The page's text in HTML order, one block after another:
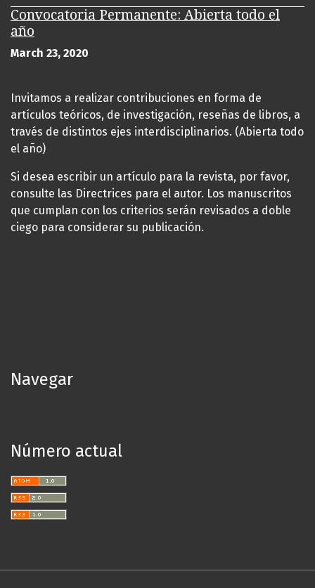
Convocatoria Permanente: Abierta todo el
año
March 23, 2020
Invitamos a realizar contribuciones en forma de
artículos teóricos, de investigación, reseñas de libros, a
través de distintos ejes interdisciplinarios. (Abierta todo
el año)
Si desea escribir un artículo para la revista, por favor,
consulte las Directrices para el autor. Los manuscritos
que cumplan con los criterios serán revisados a doble
ciego para considerar su publicación.
Navegar
Número actual